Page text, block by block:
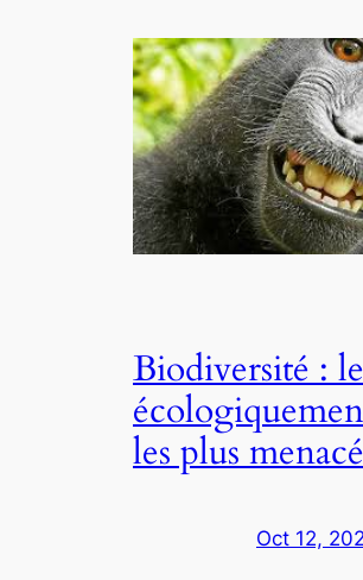
Biodiversité :
les plus
Oct 12,